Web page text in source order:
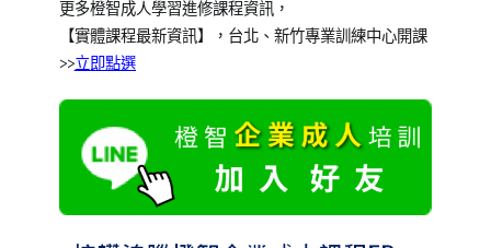
更多橙智成人學習進修課程資訊，
【實體課程最新資訊】，台北、新竹專業訓練中心開課
>>立即點選